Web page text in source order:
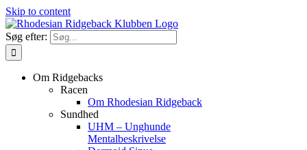
Skip to content
Søg efter:
Om Ridgebacks
Racen
Om Rhodesian Ridgeback
Sundhed
UHM – Unghunde
Mentalbeskrivelse